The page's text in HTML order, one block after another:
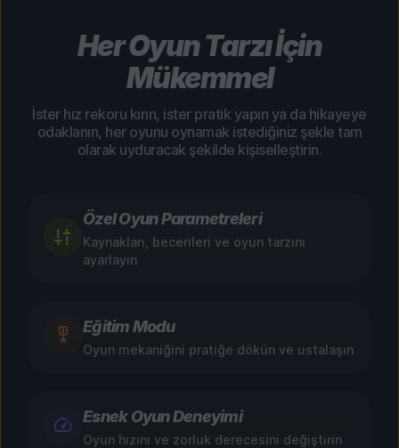
Her Oyun Tarzı İçin
Mükemmel
İster hız rekoru kırın, ister pratik yapın ya da hikayeye
odaklanın, her oyunu oynamak istediğiniz şekle tam
olarak uyduracak şekilde kişiselleştirin.
Özel Oyun Parametreleri
Kaynakları, becerileri ve oyun tarzını
ayarlayın
Eğitim Modu
Oyun mekaniğini pratiğe dökün ve ustalaşın
Esnek Oyun Deneyimi
Oyun hızını ve zorluk derecesini değiştirin